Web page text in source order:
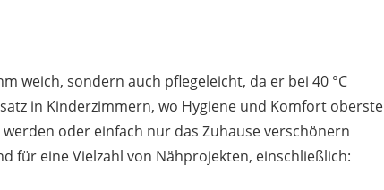
weich, sondern auch pflegeleicht, da er bei 40 °C
in Kinderzimmern, wo Hygiene und Komfort oberste
oder einfach nur das Zuhause verschönern
für eine Vielzahl von Nähprojekten, einschließlich: